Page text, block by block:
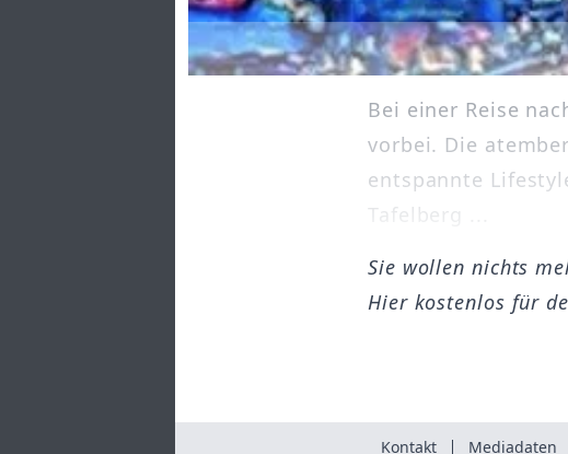
Bei einer Reise
vorbei. Die
entspannte
Tafelberg ...
Sie wollen nichts
Hier kostenlos für
Kontakt Mediadaten